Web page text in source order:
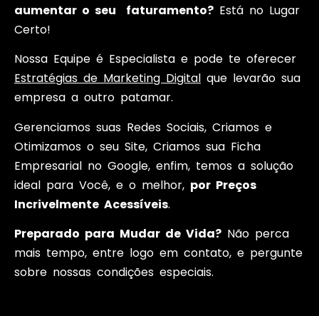
aumentar o seu faturamento? Está no Lugar
Certo!
Nossa Equipe é Especialista e pode te oferecer
Estratégias de Marketing Digital que levarão sua
empresa a outro patamar.
Gerenciamos suas Redes Sociais, Criamos e
Otimizamos o seu Site, Criamos sua Ficha
Empresarial no Google, enfim, temos a solução
ideal para Você, e o melhor, por Preços
Incrivelmente Acessíveis.
Preparado para Mudar de Vida? Não perca
mais tempo, entre logo em contato, e pergunte
sobre nossas condições especiais.